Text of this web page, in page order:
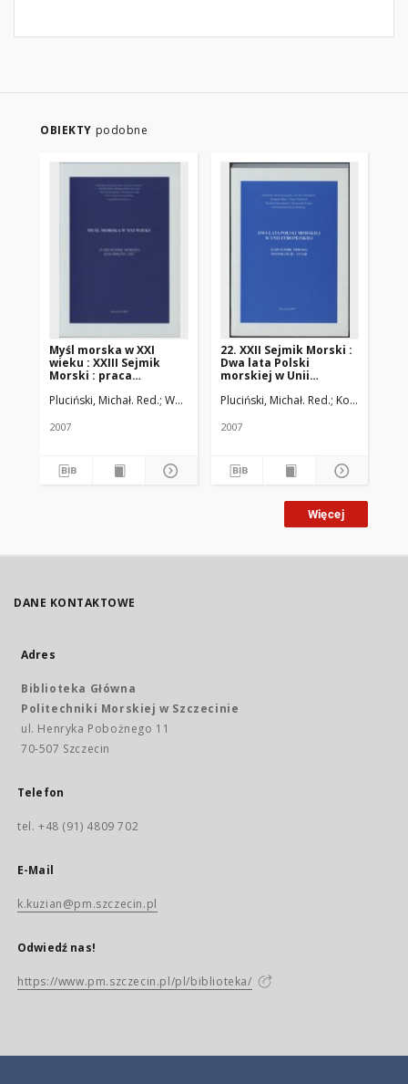
OBIEKTY podobne
Myśl morska w XXI
wieku : XXIII Sejmik
Morski : praca
Pluciński, Michał. Red. Waldziński, Dariusz. Red.
2007
22. XXII Sejmik Morski :
Dwa lata Polski
morskiej w Unii
Świnoujście - Ystadt
Pluciński, Michał. Red. Kotowska,
2007
Więcej
DANE KONTAKTOWE
Adres
Biblioteka Główna
Politechniki Morskiej w Szczecinie
ul. Henryka Pobożnego 11
70-507 Szczecin
Telefon
tel. +48 (91) 4809 702
E-Mail
k.kuzian@pm.szczecin.pl
Odwiedź nas!
https://www.pm.szczecin.pl/pl/biblioteka/